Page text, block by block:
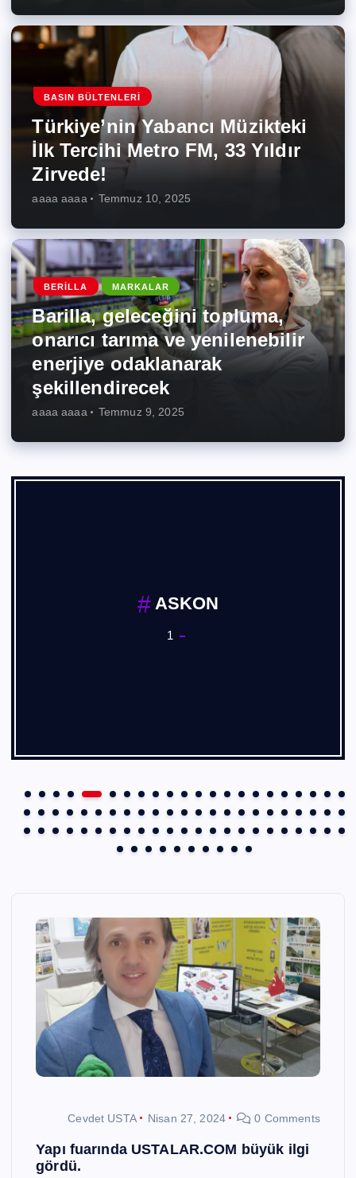
BASIN BÜLTENLERI
Türkiye’nin Yabancı Müzikteki
İlk Tercihi Metro FM, 33 Yıldır
Zirvede!
aaaa aaaa Temmuz 10, 2025
BERILLA MARKALAR
Barilla, geleceğini topluma,
onarıcı tarıma ve yenilenebilir
enerjiye odaklanarak
şekillendirecek
aaaa aaaa Temmuz 9, 2025
ASKON
1
Cevdet USTA Nisan 27, 2024 0 Comments
Yapı fuarında USTALAR.COM büyük ilgi
gördü.